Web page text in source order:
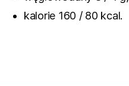
kalorie 160 / 80 kcal.